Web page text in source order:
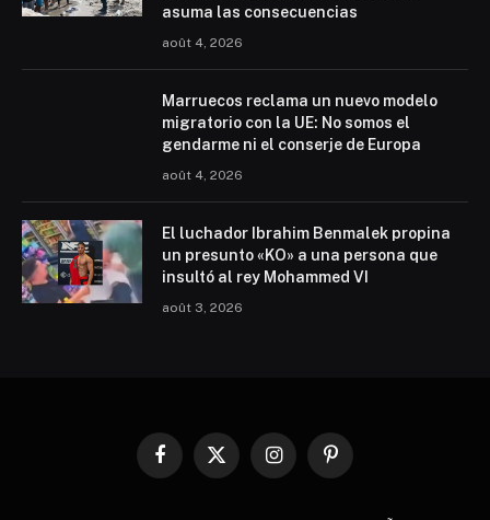
asuma las consecuencias
août 4, 2026
Marruecos reclama un nuevo modelo
migratorio con la UE: No somos el
gendarme ni el conserje de Europa
août 4, 2026
El luchador Ibrahim Benmalek propina
un presunto «KO» a una persona que
insultó al rey Mohammed VI
août 3, 2026
Facebook
X
InstagramPinterest